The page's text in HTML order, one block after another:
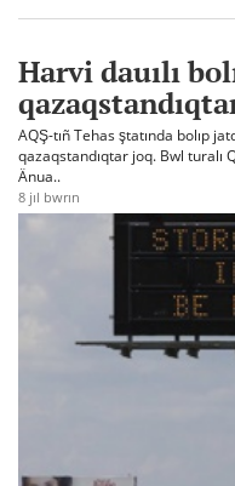
Harvi dauılı
AQŞ-tıñ Tehas ştatında bolıp
qazaqstandıqtar joq. Bwl turalı
Änua..
8 jıl bwrın